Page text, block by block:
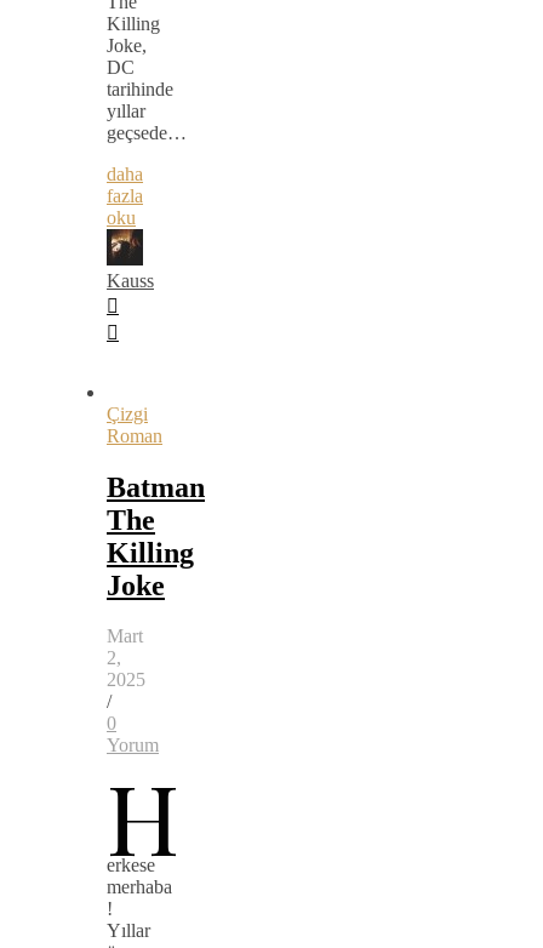
Killing
Joke,
DC
tarihinde
yıllar
geçsede…
daha
fazla
oku
Kauss
Çizgi
Roman
Batman
The
Killing
Joke
Mart
2,
2025
/
0
Yorum
H
erkese
merhaba
!
Yıllar